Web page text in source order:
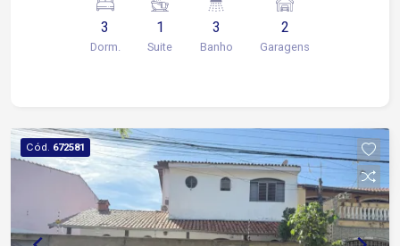
condicionado em 2 quartos + sala de estar Sala
de estar e sala de jantar integradas Cozinha com
despensa Lavanderia Terraço incrível com
futuros negócios ou renda extra Casa completa,
ideal para quem busca conforto, lazer e
praticidade em um só lugar!
3
Dorm.
1
Suite
3
Banho
2
Garagens
Cód. 672581